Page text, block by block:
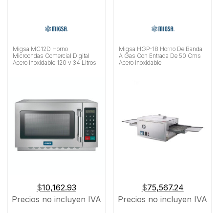
Migsa MC12D Horno
Microondas Comercial Digital
Acero Inoxidable 120 v 34 Litros
$10,162.93
Precios no incluyen IVA
Migsa HGP-18 Horno De Banda
A Gas Con Entrada De 50 Cms
Acero Inoxidable
$75,567.24
Precios no incluyen IVA